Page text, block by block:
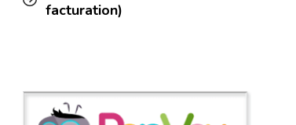
facturation)